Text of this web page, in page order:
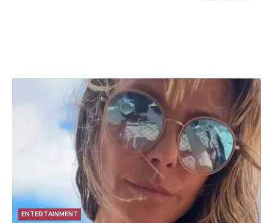
ENTERTAINMENT